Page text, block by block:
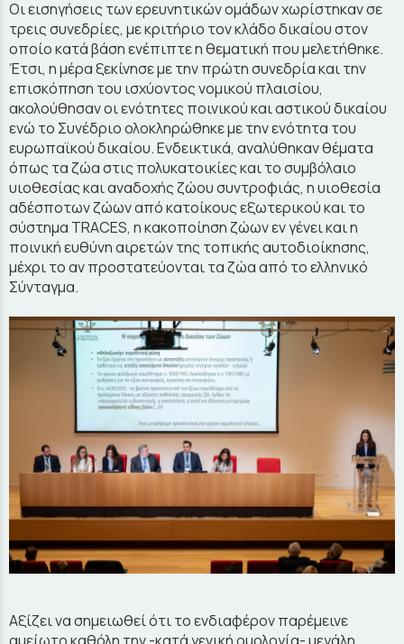
Οι εισηγήσεις των ερευνητικών ομάδων χωρίστηκαν σε
τρεις συνεδρίες, με κριτήριο τον κλάδο δικαίου στον
οποίο κατά βάση ενέπιπτε η θεματική που μελετήθηκε.
Έτσι, η μέρα ξεκίνησε με την πρώτη συνεδρία και την
επισκόπηση του ισχύοντος νομικού πλαισίου,
ακολούθησαν οι ενότητες ποινικού και αστικού δικαίου
ενώ το Συνέδριο ολοκληρώθηκε με την ενότητα του
ευρωπαϊκού δικαίου. Ενδεικτικά, αναλύθηκαν θέματα
όπως τα ζώα στις πολυκατοικίες και το συμβόλαιο
υιοθεσίας και αναδοχής ζώου συντροφιάς, η υιοθεσία
αδέσποτων ζώων από κατοίκους εξωτερικού και το
σύστημα TRACES, η κακοποίηση ζώων εν γένει και η
ποινική ευθύνη αιρετών της τοπικής αυτοδιοίκησης,
μέχρι το αν προστατεύονται τα ζώα από το ελληνικό
Σύνταγμα.
Αξίζει να σημειωθεί ότι το ενδιαφέρον παρέμεινε